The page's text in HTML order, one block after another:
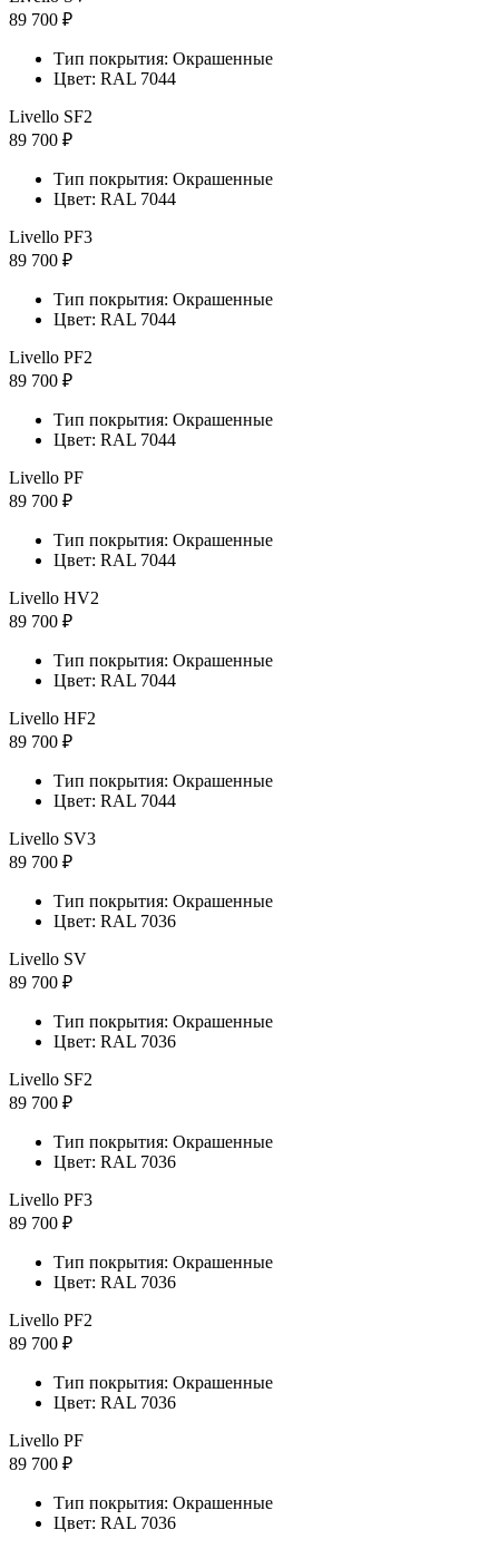
89 700 ₽
Тип покрытия: Окрашенные
Цвет: RAL 7044
Livello SF2
89 700 ₽
Тип покрытия: Окрашенные
Цвет: RAL 7044
Livello PF3
89 700 ₽
Тип покрытия: Окрашенные
Цвет: RAL 7044
Livello PF2
89 700 ₽
Тип покрытия: Окрашенные
Цвет: RAL 7044
Livello PF
89 700 ₽
Тип покрытия: Окрашенные
Цвет: RAL 7044
Livello HV2
89 700 ₽
Тип покрытия: Окрашенные
Цвет: RAL 7044
Livello HF2
89 700 ₽
Тип покрытия: Окрашенные
Цвет: RAL 7044
Livello SV3
89 700 ₽
Тип покрытия: Окрашенные
Цвет: RAL 7036
Livello SV
89 700 ₽
Тип покрытия: Окрашенные
Цвет: RAL 7036
Livello SF2
89 700 ₽
Тип покрытия: Окрашенные
Цвет: RAL 7036
Livello PF3
89 700 ₽
Тип покрытия: Окрашенные
Цвет: RAL 7036
Livello PF2
89 700 ₽
Тип покрытия: Окрашенные
Цвет: RAL 7036
Livello PF
89 700 ₽
Тип покрытия: Окрашенные
Цвет: RAL 7036